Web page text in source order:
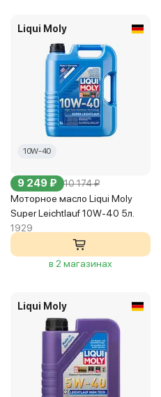
Liqui Moly
10W-40
9 249 ₽ 10 174 ₽
Моторное масло Liqui Moly
Super Leichtlauf 10W-40 5л.
1929
в 2 магазинах
Liqui Moly